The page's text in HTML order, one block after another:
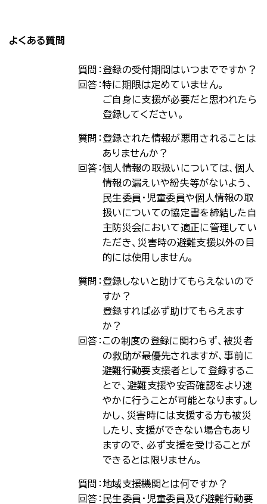
よくある質問
質問： 登録の受付期間はいつまでですか？
回答：特に期限は定めていません。
ご自身に支援が必要だと思われたら
登録してください。
質問： 登録された情報が悪用されることは
ありませんか？
回答：個人情報の取扱いについては、個人
情報の漏えいや紛失等がないよう、
民生委員・児童委員や個人情報の取
扱いについての協定書を締結した自
主防災会において適正に管理してい
ただき、災害時の避難支援以外の目
的には使用しません。
質問： 登録しないと助けてもらえないので
すか？
登録すれば必ず助けてもらえます
か？
回答： この制度の登録に関わらず、被災者
の救助が最優先されますが、事前に
避難行動要支援者として登録するこ
とで、避難支援や安否確認をより速
やかに行うことが可能となります。し
かし、災害時には支援する方も被災
したり、支援ができない場合もあり
ますので、必ず支援を受けることが
できるとは限りません。
質問：地域支援機関とは何ですか？
回答： 民生委員・児童委員及び避難行動要